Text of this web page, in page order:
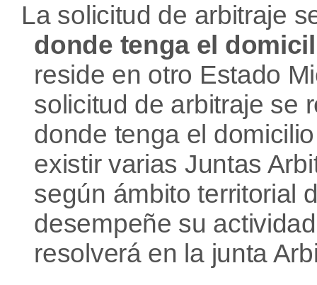
La solicitud de arbitraje
donde tenga el
reside en otro Estado
solicitud de arbitraje se
donde tenga el
existir varias Juntas
según ámbito territorial
desempeñe su
resolverá en la junta